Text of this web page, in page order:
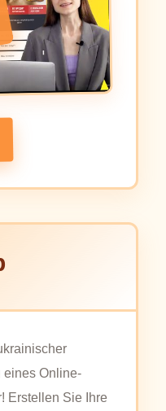
eines Online-
Erstellen Sie Ihre